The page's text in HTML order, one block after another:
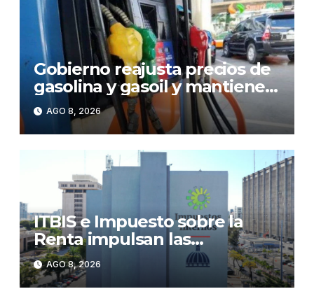
Gobierno reajusta precios de
gasolina y gasoil y mantiene
congelado el GLP
AGO 8, 2026
ITBIS e Impuesto sobre la
Renta impulsan las
recaudaciones de la DGII;
superan los RD$81,475
millones en julio
AGO 8, 2026